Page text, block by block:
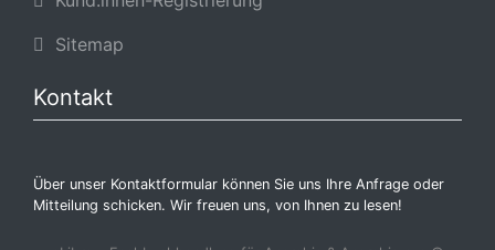
Sitemap
Kontakt
Über unser Kontaktformular können Sie uns Ihre Anfrage oder
Mitteilung schicken. Wir freuen uns, von Ihnen zu lesen!